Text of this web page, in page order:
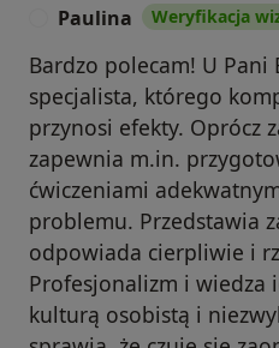
Paulina Weryfikacja
Bardzo polecam! U Pani
specjalista, którego
przynosi efekty. Oprócz
zapewnia m.in.
ćwiczeniami
problemu. Przedstawia
odpowiada cierpliwie i
Profesjonalizm i wiedza
kulturą osobistą i